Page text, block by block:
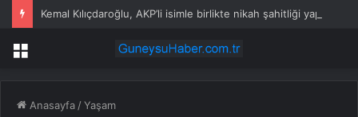
Kemal Kılıçdaroğlu, AKP’li isimle birlikte nikah şahitliği yaptı
Menü
Anasayfa /Yaşam